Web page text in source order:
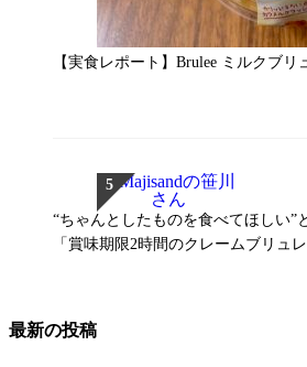
【実食レポート】Brulee ミルクブリ
“ちゃんとしたものを食べてほしい”
「賞味期限2時間のクレームブリュレ
最新の投稿